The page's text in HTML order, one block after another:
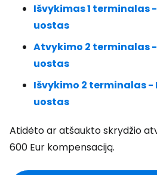
Išvykimas 1 terminalas
uostas
Atvykimo 2 terminalas
uostas
Išvykimo 2 terminalas -
uostas
Atidėto ar atšaukto skrydžio
600 Eur kompensaciją.